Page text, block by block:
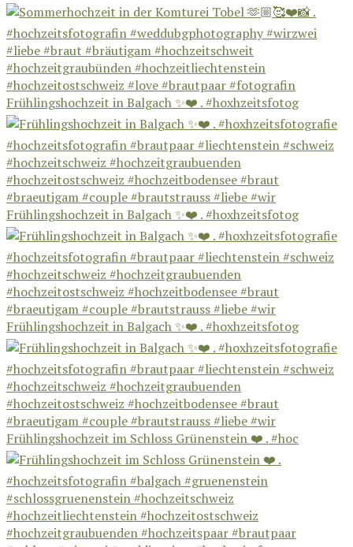
Frühlingshochzeit in Balgach ✨❤️ . #hoxhzeitsfotog
Frühlingshochzeit in Balgach ✨❤️ . #hoxhzeitsfotog
Frühlingshochzeit in Balgach ✨❤️ . #hoxhzeitsfotog
Frühlingshochzeit im Schloss Grünenstein ❤️ . #hoc